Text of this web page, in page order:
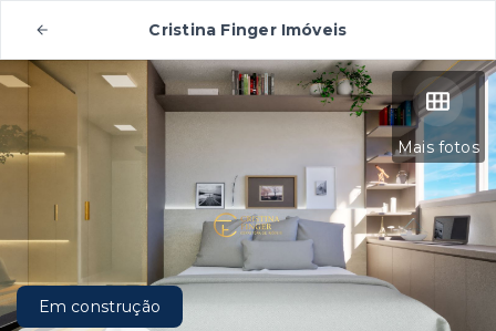
Cristina Finger Imóveis
Mais fotos
Em construção